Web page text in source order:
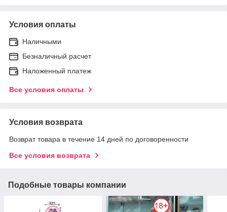
Условия оплаты
Наличными
Безналичный расчет
Наложенный платеж
Все условия оплаты
Условия возврата
Возврат товара в течение 14 дней по договоренности
Все условия возврата
Подобные товары компании